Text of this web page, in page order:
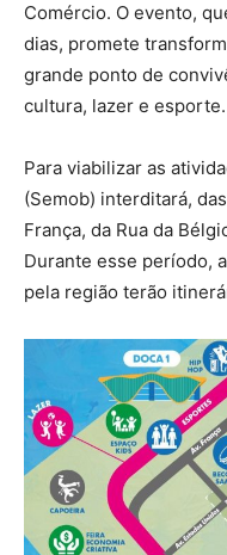
Comércio. O evento,
dias, promete
grande ponto de
cultura, lazer e esporte.
Para viabilizar as
(Semob) interditará,
França, da Rua da
Durante esse período,
pela região terão